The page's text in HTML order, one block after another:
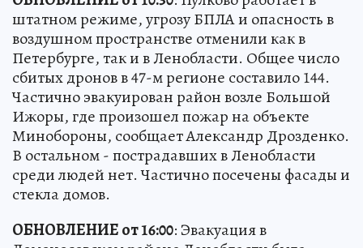
штатном режиме, угрозу БПЛА и опасность в
воздушном пространстве отменили как в
Петербурге, так и в Ленобласти. Общее число
сбитых дронов в 47-м регионе составило 144.
Частично эвакуирован район возле Большой
Ижоры, где произошел пожар на объекте
Минобороны, сообщает Александр Дрозденко.
В остальном - пострадавших в Ленобласти
среди людей нет. Частично посечены фасады и
стекла домов.
ОБНОВЛЕНИЕ от 16:00: Эвакуация в